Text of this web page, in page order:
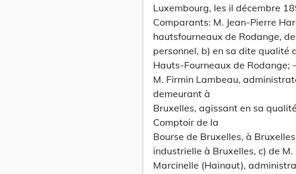
Luxembourg, les il décembre
Comparants: M. Jean-Pierre
hautsfourneaux de Rodange,
personnel, b) en sa dite qualité
Hauts-Fourneaux de Rodange;
M. Firmin Lambeau,
demeurant à
Bruxelles, agissant en sa
Comptoir de la
Bourse de Bruxelles, à
industrielle à Bruxelles, c) de
Marcinelle (Hainaut),